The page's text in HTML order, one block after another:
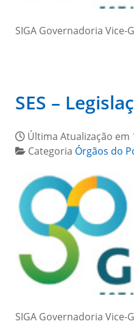
SIGA Governadoria
SES –
Última Atualização em
Categoria Órgãos do
SIGA Governadoria